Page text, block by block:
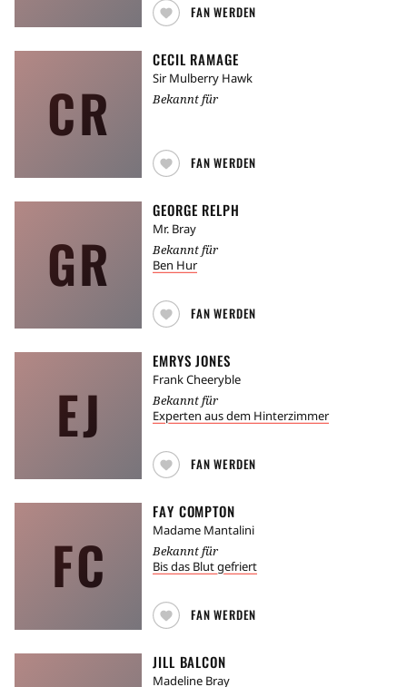
FAN WERDEN
CR
CECIL RAMAGE
Sir Mulberry Hawk
Bekannt für
FAN WERDEN
GR
GEORGE RELPH
Mr. Bray
Bekannt für
Ben Hur
FAN WERDEN
EJ
EMRYS JONES
Frank Cheeryble
Bekannt für
Experten aus dem Hinterzimmer
FAN WERDEN
FC
FAY COMPTON
Madame Mantalini
Bekannt für
Bis das Blut gefriert
FAN WERDEN
JILL BALCON
Madeline Bray